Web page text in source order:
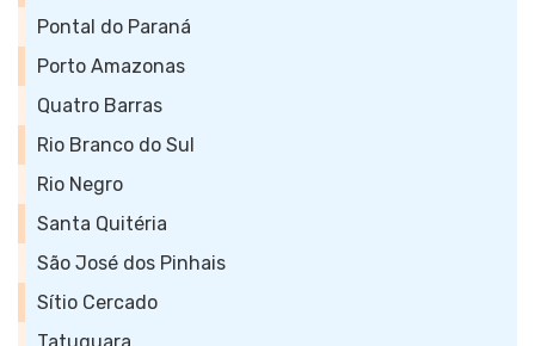
Pontal do Paraná
Porto Amazonas
Quatro Barras
Rio Branco do Sul
Rio Negro
Santa Quitéria
São José dos Pinhais
Sítio Cercado